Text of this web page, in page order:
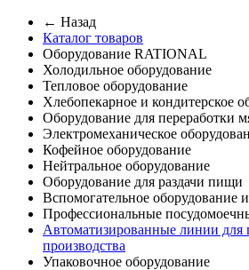
← Назад
Каталог товаров
Оборудование RATIONAL
Холодильное оборудование
Тепловое оборудование
Хлебопекарное и кондитерское
Оборудование для переработки
Электромеханическое
Кофейное оборудование
Нейтральное оборудование
Оборудование для раздачи пищи
Вспомогательное оборудование
Профессиональные
Автоматизированные линии для
производства
Упаковочное оборудование